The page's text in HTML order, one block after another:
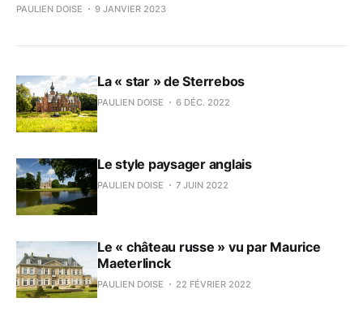
PAULIEN DOISE 9 JANVIER 2023
La « star » de Sterrebos
PAULIEN DOISE 6 DÉC. 2022
Le style paysager anglais
PAULIEN DOISE 7 JUIN 2022
Le « château russe » vu par Maurice
Maeterlinck
PAULIEN DOISE 22 FÉVRIER 2022